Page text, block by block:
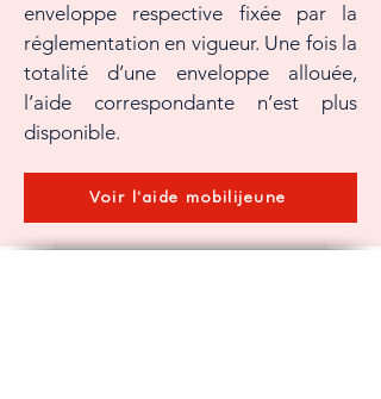
enveloppe respective fixée par la
réglementation en vigueur. Une fois la
totalité d’une enveloppe allouée,
l’aide correspondante n’est plus
disponible.
Voir l'aide mobilijeune